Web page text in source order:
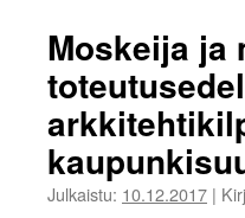
Moskeija ja
Julkaistu: 10.12.2017 |